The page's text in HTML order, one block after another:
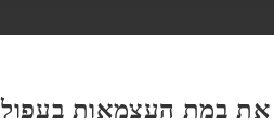
במת העצמאות